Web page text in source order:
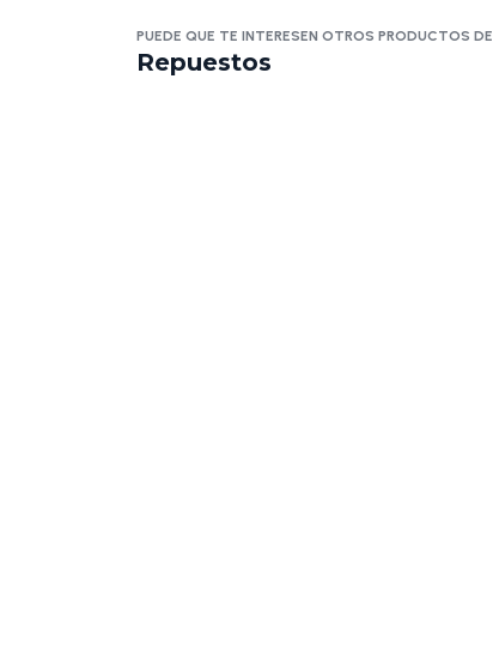
PUEDE QUE TE INTERESEN OTROS PRODUCTOS DE
Repuestos